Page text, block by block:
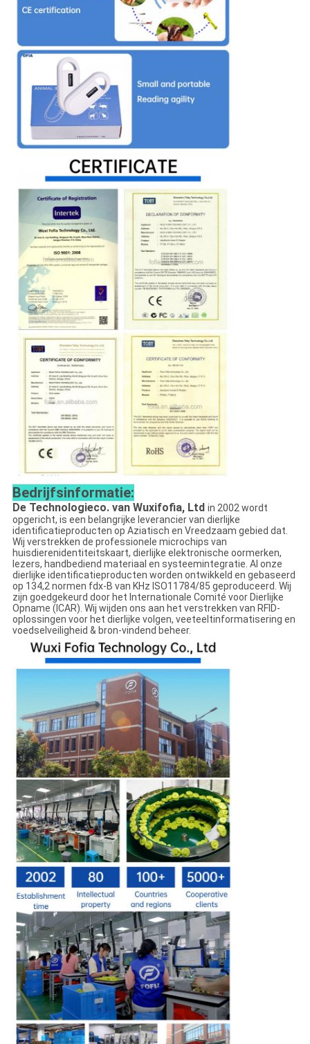
Bedrijfsinformatie:
De Technologieco. van Wuxifofia, Ltd in 2002 wordt
opgericht, is een belangrijke leverancier van dierlijke
identificatieproducten op Aziatisch en Vreedzaam gebied dat.
Wij verstrekken de professionele microchips van
huisdierenidentiteitskaart, dierlijke elektronische oormerken,
lezers, handbediend materiaal en systeemintegratie. Al onze
dierlijke identificatieproducten worden ontwikkeld en gebaseerd
op 134,2 normen fdx-B van KHz ISO11784/85 geproduceerd. Wij
zijn goedgekeurd door het Internationale Comité voor Dierlijke
Opname (ICAR). Wij wijden ons aan het verstrekken van RFID-
oplossingen voor het dierlijke volgen, veeteeltinformatisering en
voedselveiligheid & bron-vindend beheer.